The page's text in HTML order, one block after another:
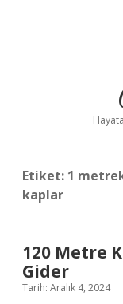
Etiket: 1
kaplar
120 Metre
Gider
Tarih: Aralık 4, 2024